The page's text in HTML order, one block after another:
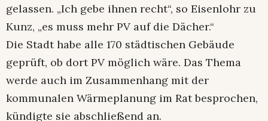
gelassen. „Ich gebe ihnen recht“, so Eisenlohr zu
Kunz, „es muss mehr PV auf die Dächer.“
Die Stadt habe alle 170 städtischen Gebäude
geprüft, ob dort PV möglich wäre. Das Thema
werde auch im Zusammenhang mit der
kommunalen Wärmeplanung im Rat besprochen,
kündigte sie abschließend an.